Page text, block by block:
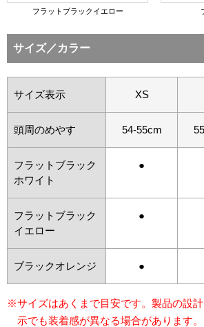
フラットブラックイエロー
サイズ／カラー
サイズ表示 XS
頭周のめやす 54-55cm
フラットブラック
ホワイト
●
フラットブラック
イエロー
●
ブラックオレンジ ●
※サイズはあくまで目安です。製品の設
示でも装着感が異なる場合があります